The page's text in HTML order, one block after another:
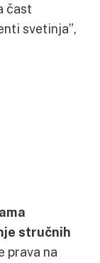
čast
svetinja”,
stručnih
prava na